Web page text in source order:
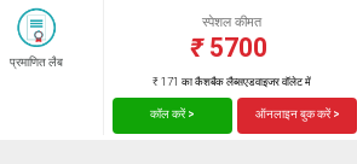
प्रमाणित लैब
स्पेशल कीमत
₹5700
₹ 171 का कैशबैक लैब्सएडवाइजर वॉलेट में
कॉल करें > ऑनलाइन बुक करें >